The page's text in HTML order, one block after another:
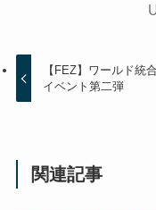
【FEZ】ワールド統
イベント第二弾
関連記事